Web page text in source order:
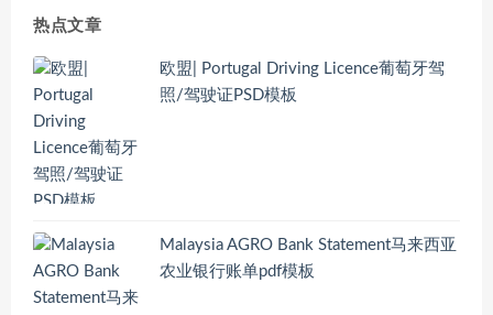
热点文章
欧盟| Portugal Driving Licence葡萄牙驾
照/驾驶证PSD模板
Malaysia AGRO Bank Statement马来西亚
农业银行账单pdf模板